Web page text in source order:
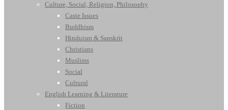
Culture, Social, Religion, Philosophy
Caste Issues
Buddhism
Hinduism & Sanskrit
Christians
Muslims
Social
Cultural
English Learning & Literature
Fiction